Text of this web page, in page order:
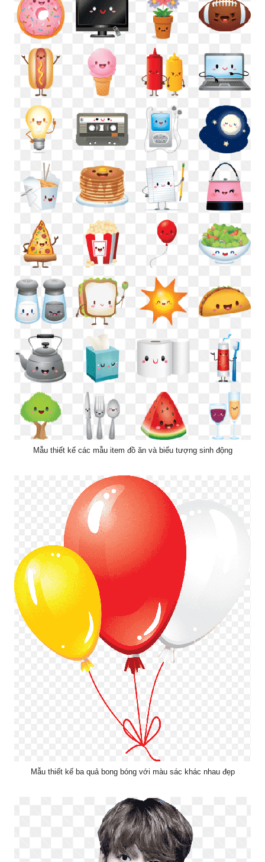
Mẫu thiết kế các mẫu item đồ ăn và biểu tượng sinh động
Mẫu thiết kế ba quả bong bóng với màu sác khác nhau đẹp